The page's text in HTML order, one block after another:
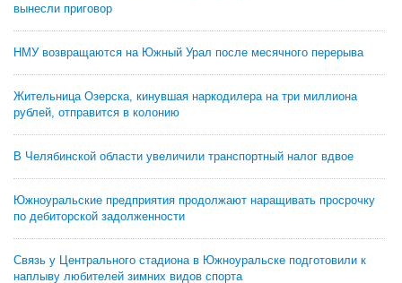
вынесли приговор
НМУ возвращаются на Южный Урал после месячного перерыва
Жительница Озерска, кинувшая наркодилера на три миллиона
рублей, отправится в колонию
В Челябинской области увеличили транспортный налог вдвое
Южноуральские предприятия продолжают наращивать просрочку
по дебиторской задолженности
Связь у Центрального стадиона в Южноуральске подготовили к
наплыву любителей зимних видов спорта